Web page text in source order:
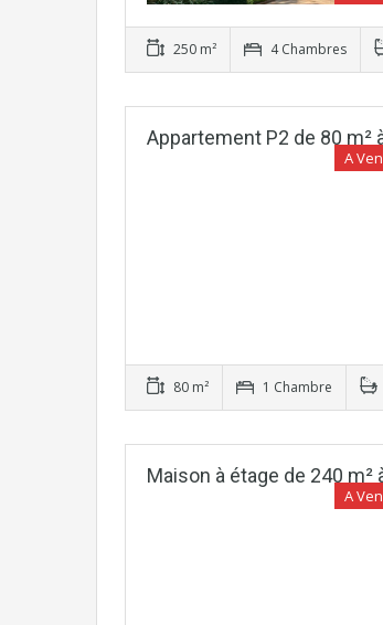
250 m² 4 Chambres
Appartement P2 de 80 m²
A
80 m² 1 Chambre
Maison à étage de 240 m²
A